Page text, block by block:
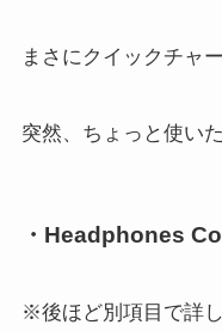
まさにクイックチャ
突然、ちょっと使い
・Headphones
※後ほど別項目で詳